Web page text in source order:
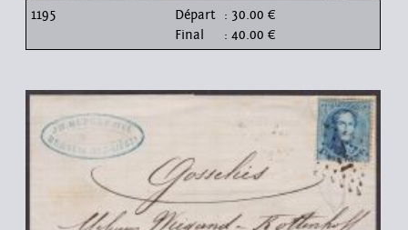
1195 Départ : 30.00 €
Final
: 40.00 €